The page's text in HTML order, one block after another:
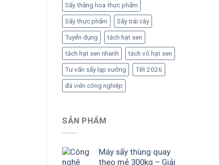
Sấy thăng hoa thực phẩm
Sấy thực phẩm Sấy trái cây
Tuyển dụng tách hạt sen
tách hạt sen nhanh tách vỏ hạt sen
Tư vấn sấy lạp xưởng Tết 2026
đá viên công nghiệp
SẢN PHẨM
Máy sấy thùng quay
theo mẻ 300kg – Giải